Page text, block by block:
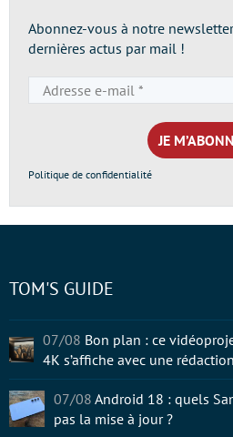
Abonnez-vous à notre
dernières actus par mail !
e-
mail
*
Politique de confidentialité
TOM'S GUIDE
07/08 Bon plan : ce
4K s’affiche avec une
07/08 Android 18 : quels
pas la mise à jour ?